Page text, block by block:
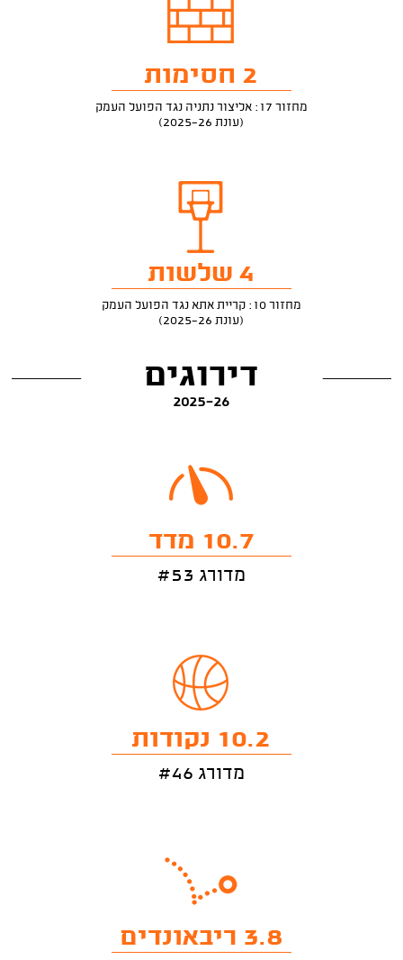
2 חסימות
מחזור 17: אליצור נתניה נגד הפועל העמק
(עונת 2025-26)
4 שלשות
מחזור 10: קריית אתא נגד הפועל העמק
(עונת 2025-26)
דירוגים
2025-26
10.7 מדד
מדורג #53
10.2 נקודות
מדורג #46
3.8 ריבאונדים